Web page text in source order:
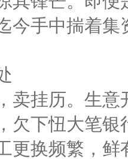
今手中揣着
挂历。生意
欠下忸大笔
更换频繁，